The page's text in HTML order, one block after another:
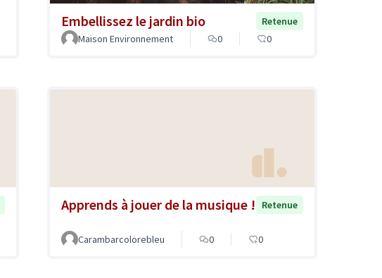
Embellissez le jardin bio
Retenue
Maison Environnement
0 0
Apprends à jouer de la musique ! Retenue
Carambarcolorebleu 0 0